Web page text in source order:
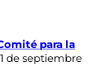
para la
de septiembre